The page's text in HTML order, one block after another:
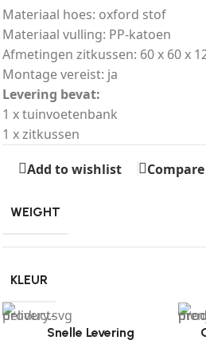
Materiaal hoes: oxford stof
Materiaal vulling: PP-katoen
Afmetingen zitkussen: 60 x 60 x
Montage vereist: ja
Levering bevat:
1 x tuinvoetenbank
1 x zitkussen
Add to wishlist
Compare
WEIGHT
KLEUR
Snelle Levering